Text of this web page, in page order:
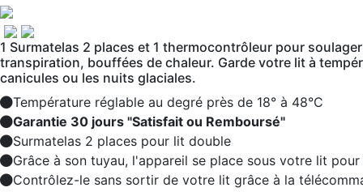
1 Surmatelas 2 places et 1 thermocontrôleur pour
transpiration, bouffées de chaleur. Garde votre lit à
canicules ou les nuits glaciales.
Température réglable au degré près de 18° à 48°C
Garantie 30 jours "Satisfait ou Remboursé"
Surmatelas 2 places pour lit double
Grâce à son tuyau, l'appareil se place sous votre lit
Contrôlez-le sans sortir de votre lit grâce à la